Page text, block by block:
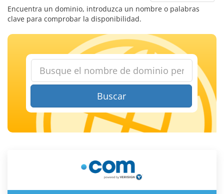
Encuentra un dominio, introduzca un nombre o palabras
clave para comprobar la disponibilidad.
Buscar